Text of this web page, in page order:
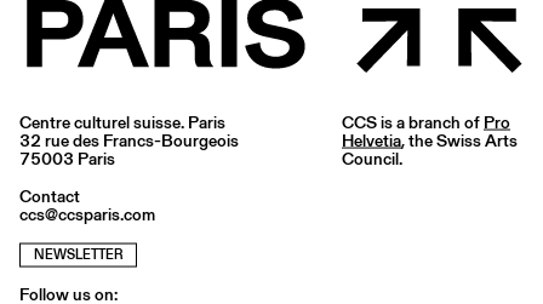
Centre culturel suisse. Paris
32 rue des Francs-Bourgeois
75003 Paris
Contact
ccs@ccsparis.com
NEWSLETTER
Follow us on:
CCS is a branch of Pro
Helvetia, the Swiss Arts
Council.